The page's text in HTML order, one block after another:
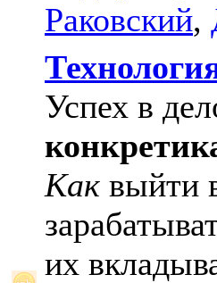
Раковский,
Успех в
Как выйти
их